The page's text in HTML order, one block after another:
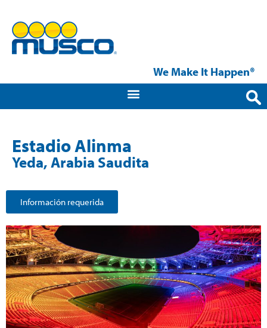
We Make It Happen®
Estadio Alinma
Yeda, Arabia Saudita
Información requerida